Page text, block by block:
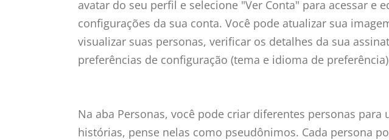
avatar do seu perfil e selecione "Ver Conta" para acessar e
configurações da sua conta. Você pode atualizar sua
visualizar suas personas, verificar os detalhes da sua
preferências de configuração (tema e idioma de
Na aba Personas, você pode criar diferentes personas para
histórias, pense nelas como pseudônimos. Cada persona